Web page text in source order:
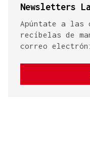
Newsletters
Apúntate a las
recíbelas de
correo